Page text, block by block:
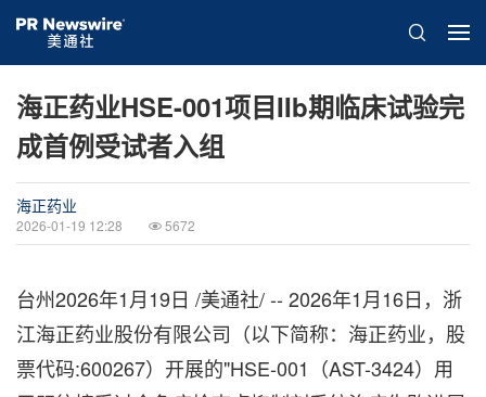
海正药业HSE-001项目IIb期临床试验完
成首例受试者入组
海正药业
2026-01-19 12:28 5672
台州2026年1月19日 /美通社/ -- 2026年1月16日，浙
江海正药业股份有限公司（以下简称：海正药业，股
票代码:600267）开展的"HSE-001（AST-3424）用